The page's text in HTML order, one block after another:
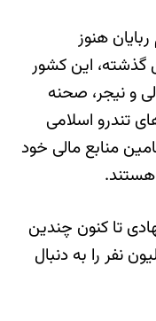
هنوز
گذشته، این کشور
و نیجر، صحنه
تندرو اسلامی
منابع مالی خود
هستند.
تا کنون چندین
نفر را به دنبال